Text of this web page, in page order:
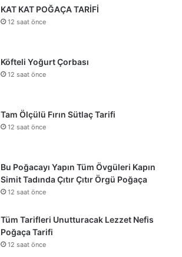
KAT KAT POĞAÇA TARİFİ
12 saat önce
Köfteli Yoğurt Çorbası
12 saat önce
Tam Ölçülü Fırın Sütlaç Tarifi
12 saat önce
Bu Poğacayı Yapın Tüm Övgüleri Kapın
Simit Tadında Çıtır Çıtır Örgü Poğaça
12 saat önce
Tüm Tarifleri Unutturacak Lezzet Nefis
Poğaça Tarifi
12 saat önce